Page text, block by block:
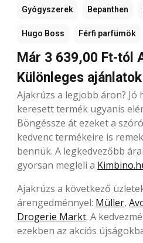
Gyógyszerek Bepanthen
Hugo Boss Férfi parfümök
Már 3 639,00 Ft-tól
Különleges
Ajakrúzs a legjobb áron? Jó
keresett termék ugyanis
Böngéssze át ezeket a
kedvenc termékeire is
bennük. A legkedvezőbb
gyorsan megleli a
Ajakrúzs a következő
árengedménnyel: Müller,
Drogerie Markt. A
ezekben az akciós